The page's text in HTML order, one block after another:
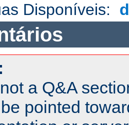
Disponíveis:
a Q&A
pointed